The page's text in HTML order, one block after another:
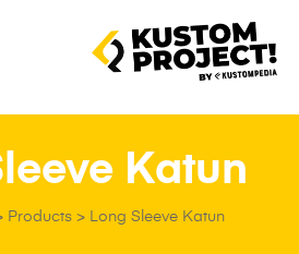
Products > Long Sleeve Katun
Katun